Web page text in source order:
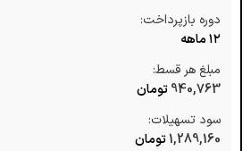
دوره بازپرداخت:
۱۲ ماهه
مبلغ هر قسط:
940,763تومان
سود تسهیلات:
1,289,160تومان